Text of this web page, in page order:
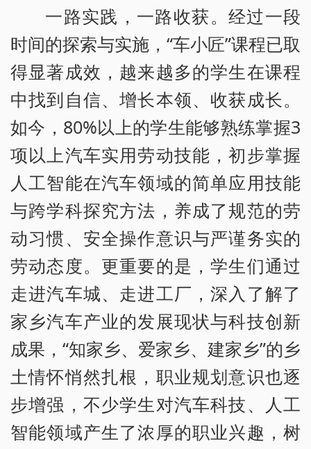
一路实践，一路收获。经过一段
时间的探索与实施，“车小匠”课程已取
得显著成效，越来越多的学生在课程
中找到自信、增长本领、收获成长。
如今，80%以上的学生能够熟练掌握3
项以上汽车实用劳动技能，初步掌握
人工智能在汽车领域的简单应用技能
与跨学科探究方法，养成了规范的劳
动习惯、安全操作意识与严谨务实的
劳动态度。更重要的是，学生们通过
走进汽车城、走进工厂，深入了解了
家乡汽车产业的发展现状与科技创新
成果，“知家乡、爱家乡、建家乡”的乡
土情怀悄然扎根，职业规划意识也逐
步增强，不少学生对汽车科技、人工
智能领域产生了浓厚的职业兴趣，树